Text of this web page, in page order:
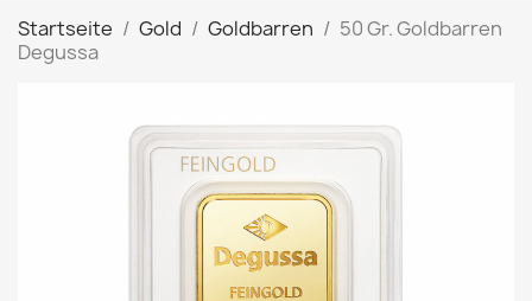
Startseite Gold Goldbarren
50 Gr. Goldbarren
Degussa